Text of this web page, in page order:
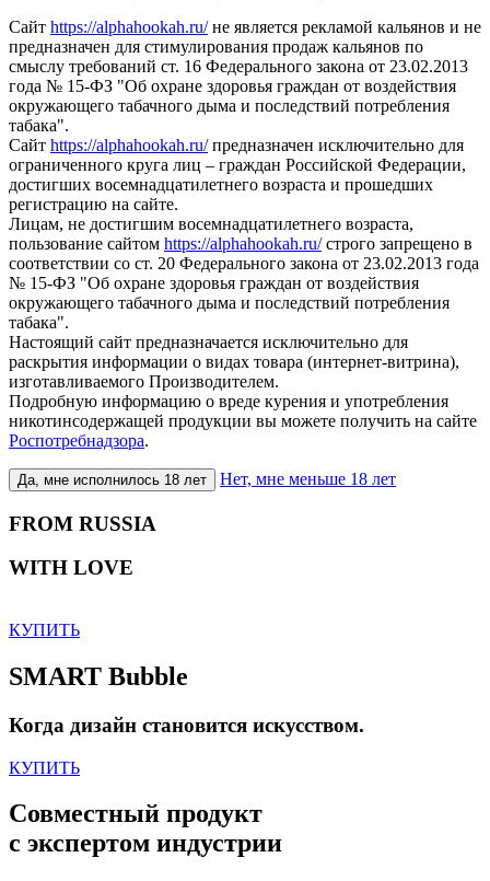
Сайт https://alphahookah.ru/не является рекламой кальянов и не
предназначен для стимулирования продаж кальянов по
смыслу требований ст. 16 Федерального закона от 23.02.2013
года № 15-ФЗ "Об охране здоровья граждан от воздействия
окружающего табачного дыма и последствий потребления
табака".
Сайт https://alphahookah.ru/предназначен исключительно для
ограниченного круга лиц – граждан Российской Федерации,
достигших восемнадцатилетнего возраста и прошедших
регистрацию на сайте.
Лицам, не достигшим восемнадцатилетнего возраста,
пользование сайтом https://alphahookah.ru/строго запрещено в
соответствии со ст. 20 Федерального закона от 23.02.2013 года
№ 15-ФЗ "Об охране здоровья граждан от воздействия
окружающего табачного дыма и последствий потребления
табака".
Настоящий сайт предназначается исключительно для
раскрытия информации о видах товара (интернет-витрина),
изготавливаемого Производителем.
Подробную информацию о вреде курения и употребления
никотинсодержащей продукции вы можете получить на сайте
Роспотребнадзора.
Да, мне исполнилось 18 лет Нет, мне меньше 18 лет
FROM RUSSIA
WITH LOVE
КУПИТЬ
SMART Bubble
Когда дизайн становится искусством.
КУПИТЬ
Совместный продукт
с экспертом индустрии